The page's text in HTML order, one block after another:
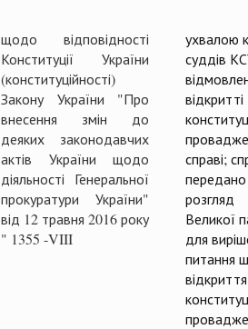
щодо відповідності
Конституції України
(конституційності)
Закону України "Про
внесення змін до
деяких законодавчих
актів України щодо
діяльності Генеральної
прокуратури України"
від 12 травня 2016 року
" 1355 -VIII
ухвалою
суддів
відкритті
справі;
розгляд
Великої
для
питання
відкриття